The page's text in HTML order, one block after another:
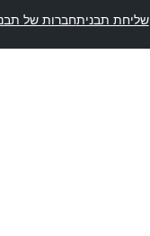
שליחת תבניתחברות של